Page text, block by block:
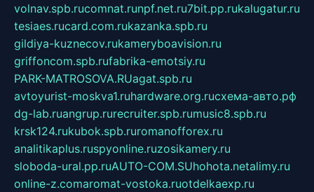
volnav.spb.rucomnat.runpf.net.ru7bit.pp.rukalugatur.ru
tesiaes.rucard.com.rukazanka.spb.ru
gildiya-kuznecov.rukameryboavision.ru
griffoncom.spb.rufabrika-emotsiy.ru
PARK-MATROSOVA.RUagat.spb.ru
avtoyurist-moskva1.ruhardware.org.ruсхема-авто.рф
dg-lab.ruangrup.rurecruiter.spb.rumusic8.spb.ru
krsk124.rukubok.spb.ruromanofforex.ru
analitikaplus.ruspyonline.ruzosikamery.ru
sloboda-ural.pp.ruAUTO-COM.SUhohota.netalimy.ru
online-z.comaromat-vostoka.ruotdelkaexp.ru